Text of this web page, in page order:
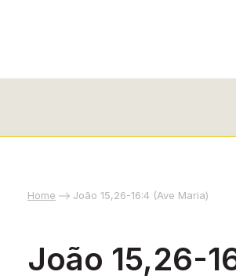
Home João 15,26-16:4 (Ave Maria)
João 15,26-